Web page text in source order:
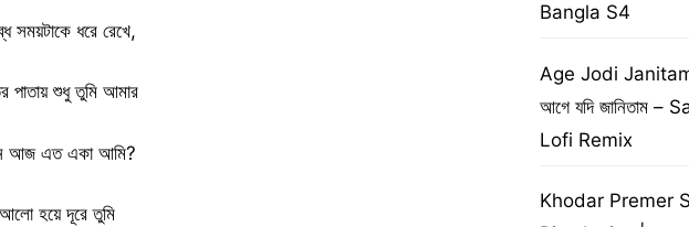
সময়টাকে ধরে রেখে,
পাতায় শুধু তুমি আমার
আজ এত একা আমি?
আলো হয়ে দূরে তুমি
Bangla S4
Age Jodi
আগে যদি জানিতাম –
Lofi Remix
Khodar Premer